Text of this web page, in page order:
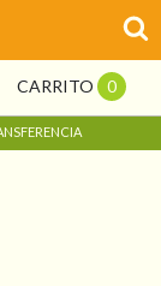
CARRITO 0